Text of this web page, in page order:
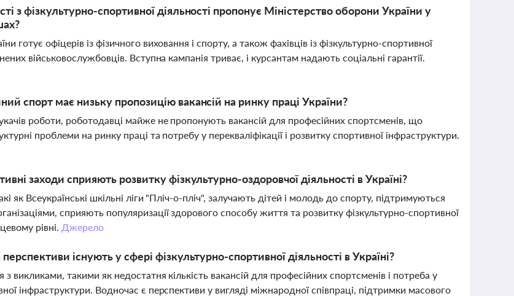
з фізкультурно-спортивної діяльності пропонує Міністерство оборони України у
готує офіцерів із фізичного виховання і спорту, а також фахівців із фізкультурно-спортивної
військовослужбовців. Вступна кампанія триває, і курсантам надають соціальні гарантії.
спорт має низьку пропозицію вакансій на ринку праці України?
роботи, роботодавці майже не пропонують вакансій для професійних спортсменів, що
проблеми на ринку праці та потребу у перекваліфікації і розвитку спортивної інфраструктури.
заходи сприяють розвитку фізкультурно-оздоровчої діяльності в Україні?
як Всеукраїнські шкільні ліги "Пліч-о-пліч", залучають дітей і молодь до спорту, підтримуються
сприяють популяризації здорового способу життя та розвитку фізкультурно-спортивної
рівні. Джерело
існують у сфері фізкультурно-спортивної діяльності в Україні?
з викликами, такими як недостатня кількість вакансій для професійних спортсменів і потреба у
інфраструктури. Водночас є перспективи у вигляді міжнародної співпраці, підтримки масового